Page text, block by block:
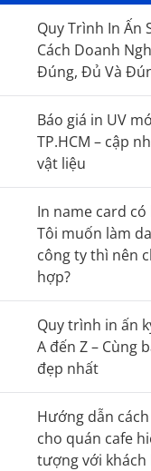
Quy Trình In Ấn
Cách Doanh
Đúng, Đủ Và
Báo giá in UV
TP.HCM – cập
vật liệu
In name card
Tôi muốn làm
công ty thì nên
hợp?
Quy trình in ấn
A đến Z – Cùng
đẹp nhất
Hướng dẫn
cho quán cafe
tượng với khách